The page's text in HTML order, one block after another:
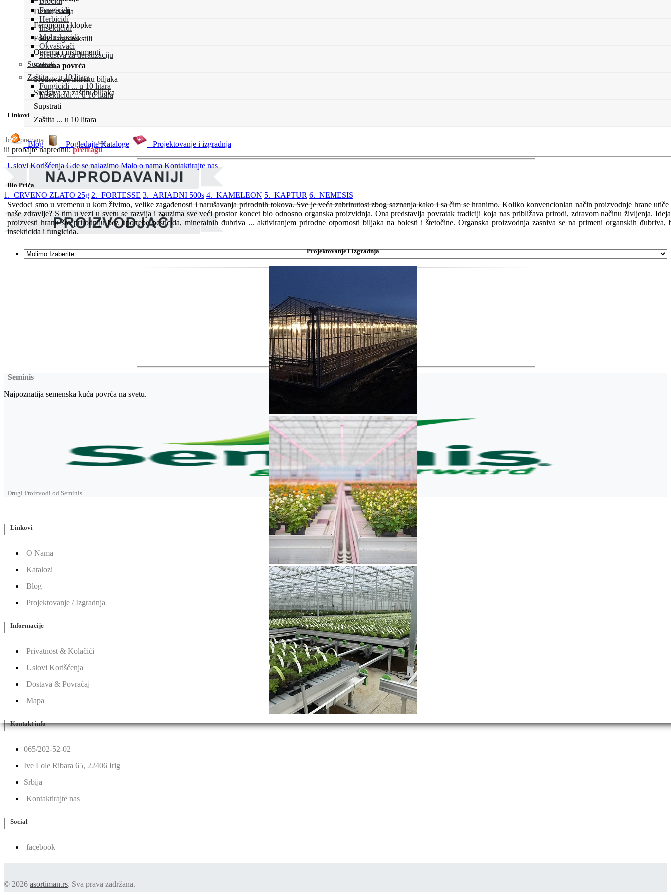
Fungicidi
Herbicidi
Insekticidi
Moluskocidi
Okvašivači
Sredstva za deratizaciju
Supstrati
Zaštita ... u 10 litara
Fungicidi ... u 10 litara
Insekticidi ... u 10 litara
Linkovi
Blog Pogledajte Kataloge Projektovanje i izgradnja
Uslovi Korišćenja Gde se nalazimo Malo o nama Kontaktirajte nas
Bio Priča
Svedoci smo u vremenu u kom živimo, velike zagađenosti i narušavanja prirodnih tokova. Sve je veća zabrinutost zbog saznanja kako i sa čim se hranimo. Koliko konvencionlan način proizvodnje hrane utiče
naše zdravlje? S tim u vezi u svetu se razvija i zauzima sve veći prostor koncet bio odnosno organska proizvidnja. Ona predstavlja povratak tradiciji koja nas približava prirodi, zdravom načinu življenja.
proizvesti hranu što prirodniju bez upotrebe pesticida, mineralnih đubriva ... aktiviranjem prirodne otpornosti biljaka na bolesti i štetočine. Organska proizvodnja zasniva se na primeni organskih đubriva,
insekticida i fungicida.
Projektovanje i Izgradnja
Dezinfekcija
Feromoni i klopke
Folije i agrotekstili
Oprema i instrumenti
Semena povrća
Sredstva za ishranu biljaka
Sredstva za zaštitu biljaka
Supstrati
Zaštita ... u 10 litara
ili probajte naprednu:pretragu
1. CRVENO ZLATO 25g 2. FORTESSE 3. ARIADNI 500s 4. KAMELEON 5. KAPTUR 6. NEMESIS
Seminis
Najpoznatija semenska kuća povrća na svetu.
Drugi Proizvodi od Seminis
Linkovi
O Nama
Katalozi
Blog
Projektovanje / Izgradnja
Informacije
Privatnost & Kolačići
Uslovi Korišćenja
Dostava & Povraćaj
Mapa
Kontakt info
065/202-52-02
Ive Lole Ribara 65, 22406 Irig
Srbija
Kontaktirajte nas
Social
facebook
© 2026 asortiman.rs. Sva prava zadržana.